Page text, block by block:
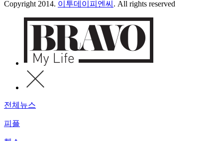
Copyright 2014. 이투데이피엔씨 . All rights reserved
전체뉴스
피플